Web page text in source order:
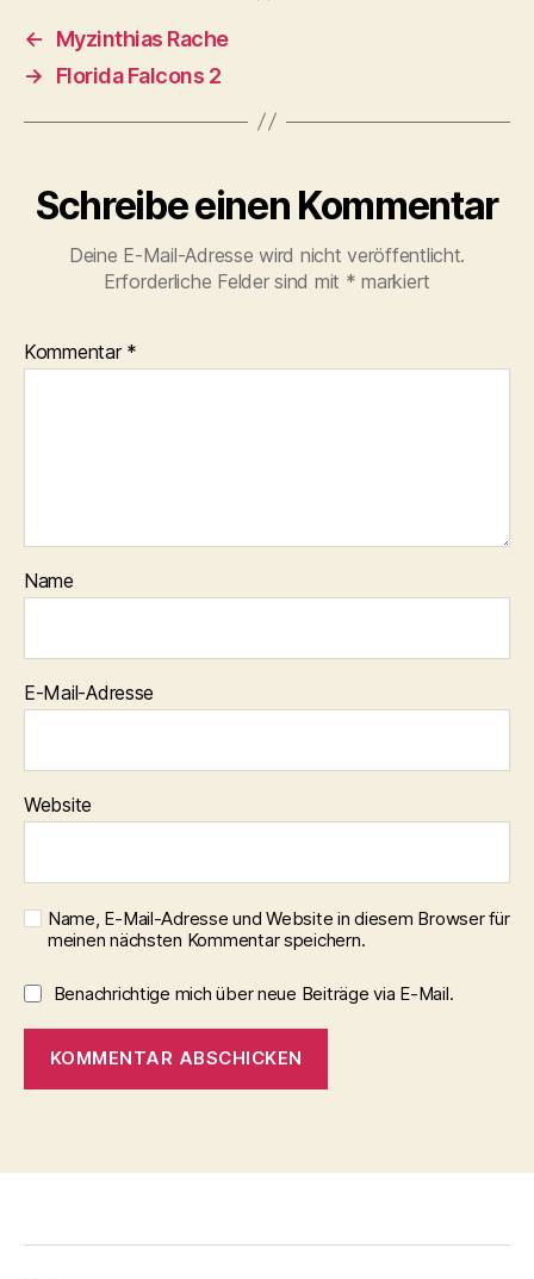
←
Myzinthias Rache
→
Florida Falcons 2
Schreibe einen Kommentar
Deine E-Mail-Adresse wird nicht veröffentlicht.
Erforderliche Felder sind mit * markiert
Kommentar *
Name
E-Mail-Adresse
Website
Name, E-Mail-Adresse und Website in diesem Browser für
meinen nächsten Kommentar speichern.
Benachrichtige mich über neue Beiträge via E-Mail.